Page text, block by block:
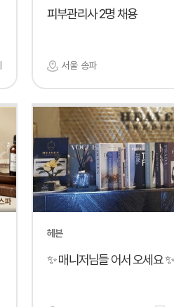
피부관리사 2명 채용
서울 송파
헤븐
✨ 매니저님들 어서 오세요 ✨